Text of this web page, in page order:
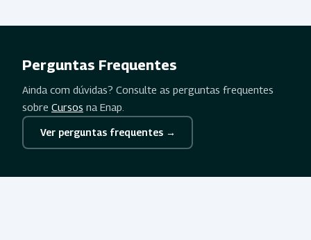
Perguntas Frequentes
Ainda com dúvidas? Consulte as perguntas frequentes
sobre Cursos na Enap.
Ver perguntas frequentes →